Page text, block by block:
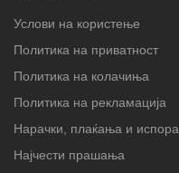
Услови на користење
Политика на приватност
Политика на колачиња
Политика на рекламација
Нарачки, плаќања и
Најчести прашања